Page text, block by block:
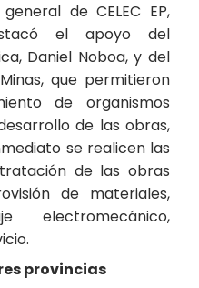
de CELEC EP,
el apoyo del
Daniel Noboa, y del
que permitieron
de organismos
de las obras,
se realicen las
de las obras
de materiales,
electromecánico,
provincias